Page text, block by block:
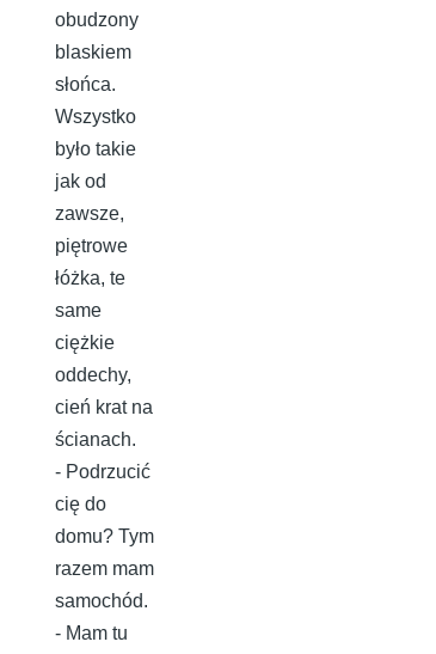
obudzony
blaskiem
słońca.
Wszystko
było takie
jak od
zawsze,
piętrowe
łóżka, te
same
ciężkie
oddechy,
cień krat na
ścianach.
- Podrzucić
cię do
domu? Tym
razem mam
samochód.
- Mam tu